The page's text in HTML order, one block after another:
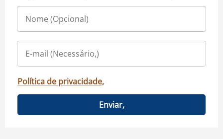
Política de privacidade,
Enviar,